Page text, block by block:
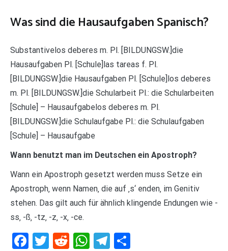
Was sind die Hausaufgaben Spanisch?
Substantivelos deberes m. Pl. [BILDUNGSW.]die
Hausaufgaben Pl. [Schule]las tareas f. Pl.
[BILDUNGSW.]die Hausaufgaben Pl. [Schule]los deberes
m. Pl. [BILDUNGSW.]die Schularbeit Pl.: die Schularbeiten
[Schule] – Hausaufgabelos deberes m. Pl.
[BILDUNGSW.]die Schulaufgabe Pl.: die Schulaufgaben
[Schule] – Hausaufgabe
Wann benutzt man im Deutschen ein Apostroph?
Wann ein Apostroph gesetzt werden muss Setze ein
Apostroph‚ wenn Namen‚ die auf ‚s‘ enden‚ im Genitiv
stehen. Das gilt auch für ähnlich klingende Endungen wie -
ss‚ -ß‚ -tz‚ -z‚ -x‚ -ce.
Facebook
Twitter
RedditWhatsApp
Telegram